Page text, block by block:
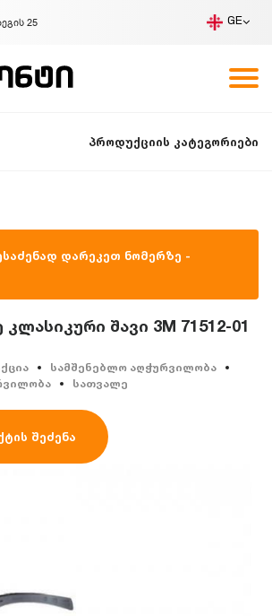
25 GE
პროდუქციის კატეგორიები
დარეკეთ ნომერზე -
შავი 3M 71512-01
სამშენებლო აღჭურვილობა
სათვალე
შეძენა